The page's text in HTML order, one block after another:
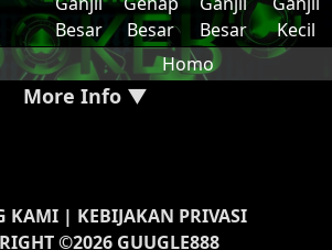
Besar
Besar
Besar
Kecil
Homo
More Info ▼
KAMI| KEBIJAKAN PRIVASI
©2026 GUUGLE888